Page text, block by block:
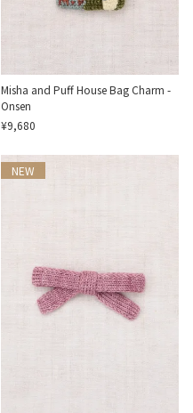
Misha and Puff House Bag Charm -
Onsen
¥9,680
NEW